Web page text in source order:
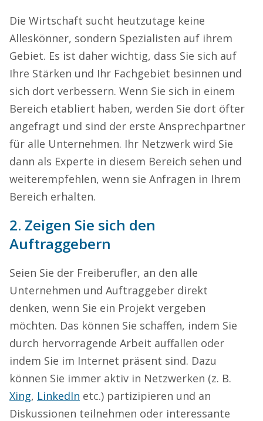
Die Wirtschaft sucht heutzutage keine
Alleskönner, sondern Spezialisten auf ihrem
Gebiet. Es ist daher wichtig, dass Sie sich auf
Ihre Stärken und Ihr Fachgebiet besinnen und
sich dort verbessern. Wenn Sie sich in einem
Bereich etabliert haben, werden Sie dort öfter
angefragt und sind der erste Ansprechpartner
für alle Unternehmen. Ihr Netzwerk wird Sie
dann als Experte in diesem Bereich sehen und
weiterempfehlen, wenn sie Anfragen in Ihrem
Bereich erhalten.
2. Zeigen Sie sich den
Auftraggebern
Seien Sie der Freiberufler, an den alle
Unternehmen und Auftraggeber direkt
denken, wenn Sie ein Projekt vergeben
möchten. Das können Sie schaffen, indem Sie
durch hervorragende Arbeit auffallen oder
indem Sie im Internet präsent sind. Dazu
können Sie immer aktiv in Netzwerken (z. B.
Xing, LinkedIn etc.) partizipieren und an
Diskussionen teilnehmen oder interessante